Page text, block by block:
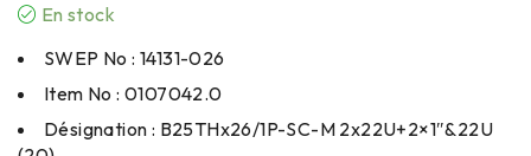
En stock
SWEP No : 14131-026
Item No : 0107042.0
Désignation : B25THx26/1P-SC-M 2x22U+2×1″&22U